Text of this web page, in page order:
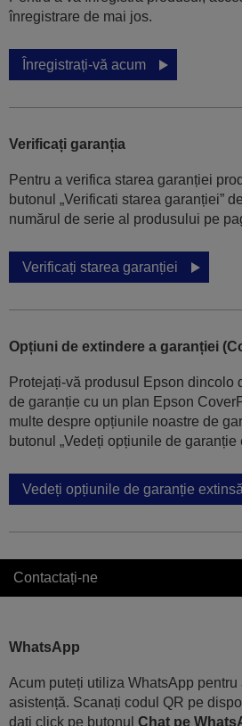
înregistrare de mai jos.
Înregistrați-vă acum
Verificați garanția
Pentru a verifica starea garanției
butonul „Verificati starea garanției”
numărul de serie al produsului pe
Verificați starea garanției
Opțiuni de extindere a garanției
Protejați-vă produsul Epson dincolo
de garanție cu un plan Epson
multe despre opțiunile noastre de
butonul „Vedeți opțiunile de garanție
Vedeți opțiunile de garanție extinsă
Contactați-ne
WhatsApp
Acum puteți utiliza WhatsApp
asistență. Scanați codul QR pe
dați click pe butonul Chat pe